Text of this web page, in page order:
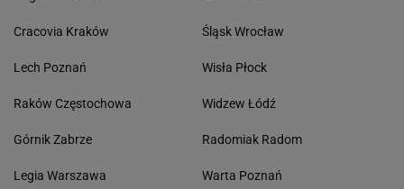
Cracovia Kraków
Lech Poznań
Raków Częstochowa
Górnik Zabrze
Legia Warszawa
Śląsk Wrocław
Wisła Płock
Widzew Łódź
Radomiak Radom
Warta Poznań